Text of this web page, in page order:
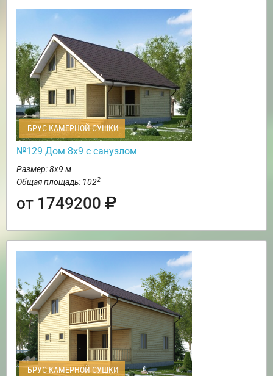
БРУС КАМЕРНОЙ СУШКИ
№129 Дом 8х9 с санузлом
Размер: 8х9 м
Общая площадь: 1022
от 1749200
БРУС КАМЕРНОЙ СУШКИ